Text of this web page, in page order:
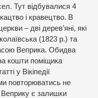
Тут відбувалися 4
і кравецтво. В
– дві дерев’яні, які
(1823 р.) та
Веприка. Обидва
кошти поміщика
у Вікіпедії
повторюватись не
є залишки